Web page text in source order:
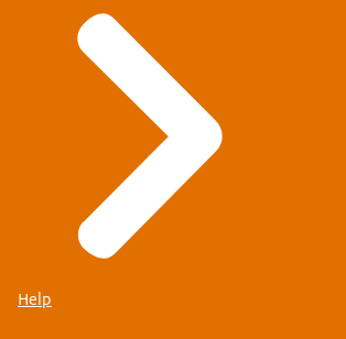
Help